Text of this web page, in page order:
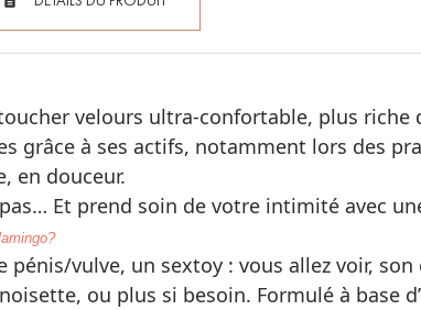
velours ultra-confortable, plus
grâce à ses actifs, notamment lors des
en douceur.
Et prend soin de votre intimité avec
vulve, un sextoy : vous allez voir,
noisette, ou plus si besoin. Formulé à